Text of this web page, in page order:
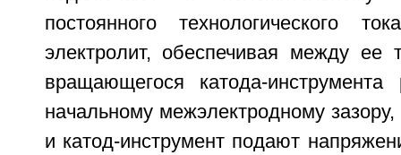
постоянного технологического
электролит, обеспечивая между ее
вращающегося катода-инструмента
начальному межэлектродному зазору,
и катод-инструмент подают